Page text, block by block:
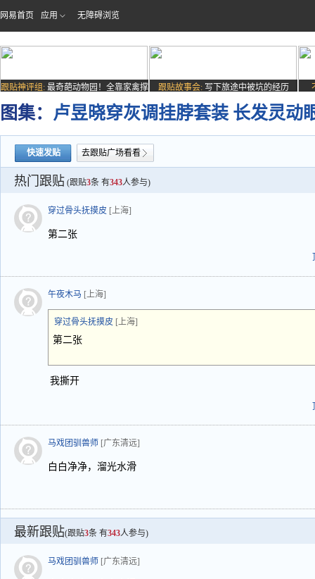
网易首页 应用 无障碍浏览
跟贴神评组: 最奇葩动物园！全靠家禽撑
场子
跟贴故事会: 写下旅途中被坑的经历
图集： 卢昱晓穿灰调挂脖套装 长发灵动
快速发贴 去跟贴广场看看
热门跟贴 (跟贴3条 有343人参与)
穿过骨头抚摸皮 [上海]
第二张
午夜木马 [上海]
穿过骨头抚摸皮 [上海]
第二张
我撕开
马戏团驯兽师 [广东清远]
白白净净，溜光水滑
最新跟贴(跟贴3条 有343人参与)
马戏团驯兽师 [广东清远]